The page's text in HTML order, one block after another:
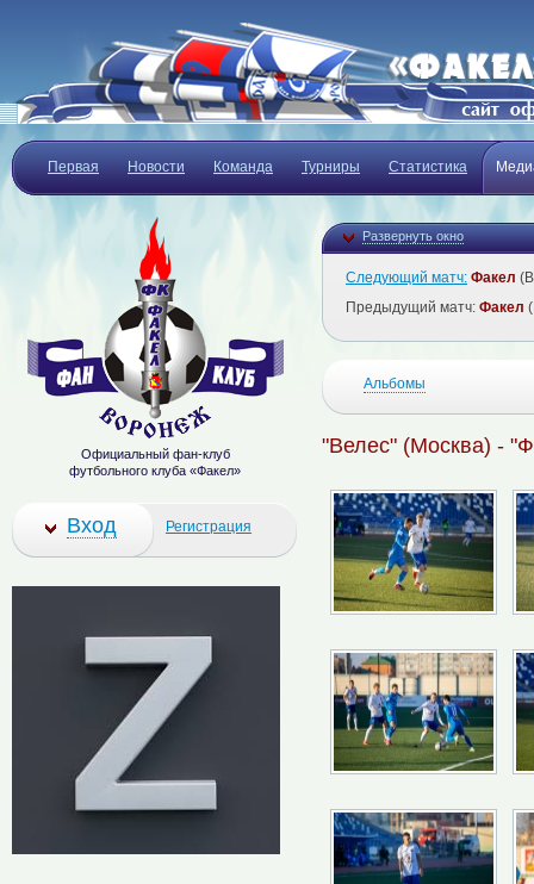
Первая Новости Команда Турниры Статистика
Развернуть окно
Следующий матч: Факел
Предыдущий матч: Факел
Альбомы
"Велес" (Москва) -
Официальный фан-клуб
футбольного клуба «Факел»
Вход Регистрация